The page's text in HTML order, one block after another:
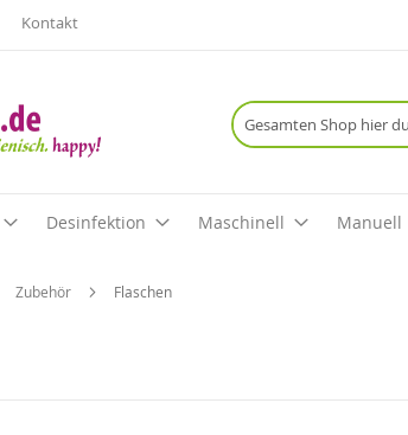
Kontakt
Desinfektion Maschinell Manuell
Zubehör Flaschen